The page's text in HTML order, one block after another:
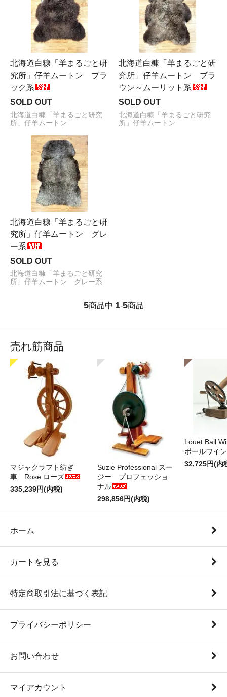
北海道白糠「羊まるごと研
究所」仔羊ムートン ブラ
ック系
SOLD OUT
北海道白糠「羊まるごと研究
所」仔羊ムートン
北海道白糠「羊まるごと研
究所」仔羊ムートン ブラ
ウン～ムーリット系
SOLD OUT
北海道白糠「羊まるごと研究
所」仔羊ムートン
北海道白糠「羊まるごと研
究所」仔羊ムートン グレ
ー系
SOLD OUT
北海道白糠「羊まるごと研究
所」仔羊ムートン グレー系
5商品中 1-5商品
売れ筋商品
マジャクラフト紡ぎ
車 Rose ローズ
335,239円(内税)
Suzie Professional スー
ジー プロフェッショ
ナル
298,856円(内税)
Louet Ball
ボールワイ
32,725円(内
ホーム
カートを見る
特定商取引法に基づく表記
プライバシーポリシー
お問い合わせ
マイアカウント